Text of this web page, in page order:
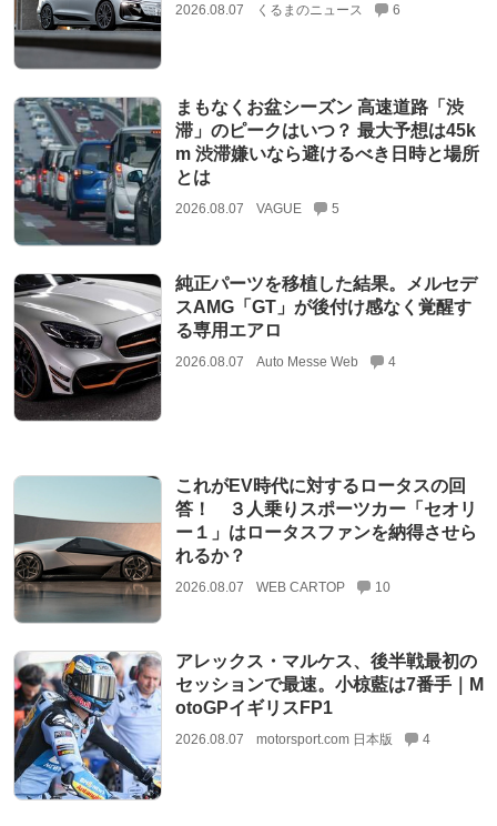
2026.08.07 くるまのニュース 6
まもなくお盆シーズン 高速道路「渋
滞」のピークはいつ？ 最大予想は45k
m 渋滞嫌いなら避けるべき日時と場所
とは
2026.08.07 VAGUE 5
純正パーツを移植した結果。メルセデ
スAMG「GT」が後付け感なく覚醒す
る専用エアロ
2026.08.07 Auto Messe Web 4
これがEV時代に対するロータスの回
答！ ３人乗りスポーツカー「セオリ
ー１」はロータスファンを納得させら
れるか？
2026.08.07 WEB CARTOP 10
アレックス・マルケス、後半戦最初の
セッションで最速。小椋藍は7番手｜M
otoGPイギリスFP1
2026.08.07 motorsport.com 日本版 4